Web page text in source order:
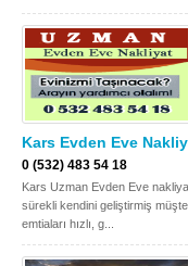
Kars Evden Eve
0 (532) 483 54 18
Kars Uzman Evden Eve
sürekli kendini geliştirmiş
emtiaları hızlı, g...